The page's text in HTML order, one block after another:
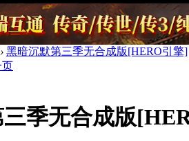
› 黑暗沉默第三季无合成版[HERO引擎]
页
季无合成版